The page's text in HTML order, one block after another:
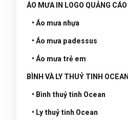
ÁO MƯA IN LOGO QUẢNG CÁO
• Áo mưa nhựa
• Áo mưa padessus
• Áo mưa trẻ em
BÌNH VÀ LY THUỶ TINH OCEAN
• Bình thuỷ tinh Ocean
• Ly thuỷ tinh Ocean